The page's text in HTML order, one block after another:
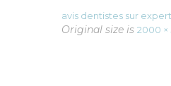
avis dentistes sur
Original size is 2000 ×